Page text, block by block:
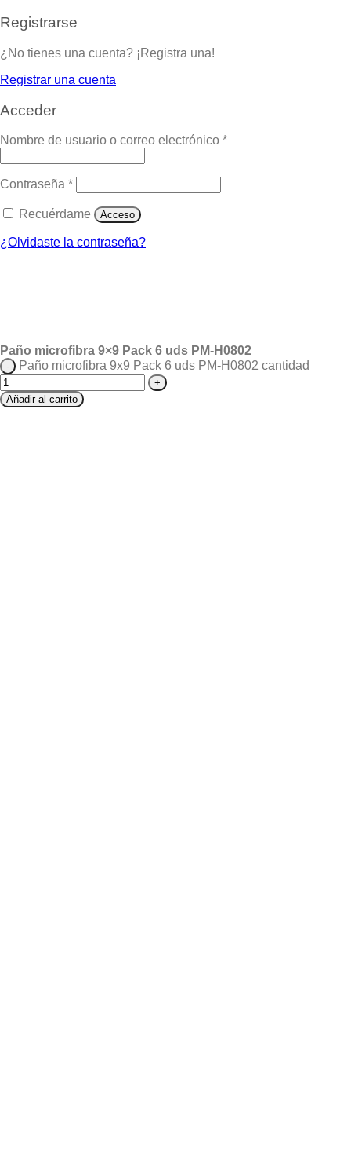
Registrarse
¿No tienes una cuenta? ¡Registra una!
Registrar una cuenta
Acceder
Nombre de usuario o correo electrónico *
Contraseña *
Recuérdame Acceso
¿Olvidaste la contraseña?
Paño microfibra 9×9 Pack 6 uds PM-H0802
Paño microfibra 9x9 Pack 6 uds PM-H0802 cantidad
Añadir al carrito